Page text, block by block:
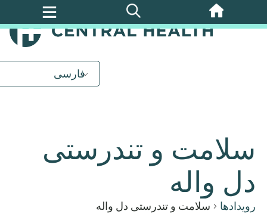
پرش
به
فارسی
سلامت و تندرستی
دل واله
رویدادها سلامت و تندرستی دل واله